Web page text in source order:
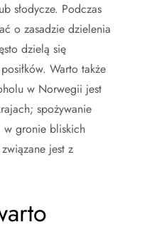
słodycze. Podczas
o zasadzie dzielenia
dzielą się
Warto także
w Norwegii jest
spożywanie
w gronie bliskich
jest z